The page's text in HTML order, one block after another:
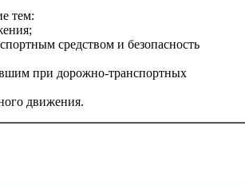
тем:
средством и безопасность
при дорожно-транспортных
движения.